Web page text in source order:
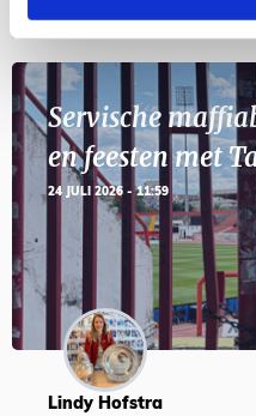
Servische
en feesten met
24 JULI 2026 - 11:59
Lindy Hofstra